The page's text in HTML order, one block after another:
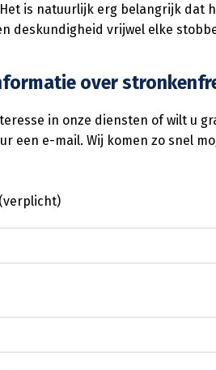
is natuurlijk erg belangrijk dat
deskundigheid vrijwel elke
over
in onze diensten of wilt u
een e-mail. Wij komen zo snel